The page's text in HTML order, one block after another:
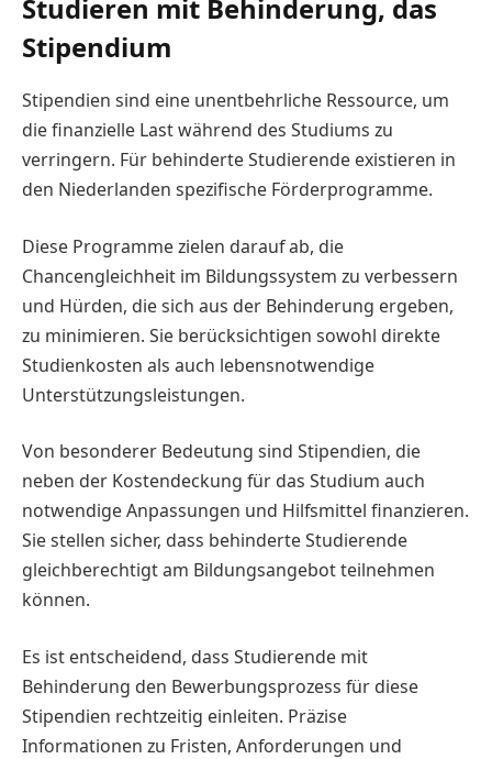
Studieren mit Behinderung, das
Stipendium
Stipendien sind eine unentbehrliche Ressource, um
die finanzielle Last während des Studiums zu
verringern. Für behinderte Studierende existieren in
den Niederlanden spezifische Förderprogramme.
Diese Programme zielen darauf ab, die
Chancengleichheit im Bildungssystem zu verbessern
und Hürden, die sich aus der Behinderung ergeben,
zu minimieren. Sie berücksichtigen sowohl direkte
Studienkosten als auch lebensnotwendige
Unterstützungsleistungen.
Von besonderer Bedeutung sind Stipendien, die
neben der Kostendeckung für das Studium auch
notwendige Anpassungen und Hilfsmittel finanzieren.
Sie stellen sicher, dass behinderte Studierende
gleichberechtigt am Bildungsangebot teilnehmen
können.
Es ist entscheidend, dass Studierende mit
Behinderung den Bewerbungsprozess für diese
Stipendien rechtzeitig einleiten. Präzise
Informationen zu Fristen, Anforderungen und